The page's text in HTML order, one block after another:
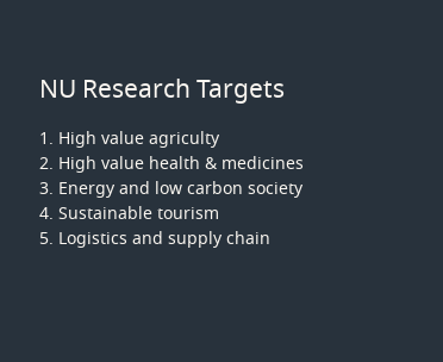
NU Research Targets
1. High value agriculty
2. High value health & medicines
3. Energy and low carbon society
4. Sustainable tourism
5. Logistics and supply chain